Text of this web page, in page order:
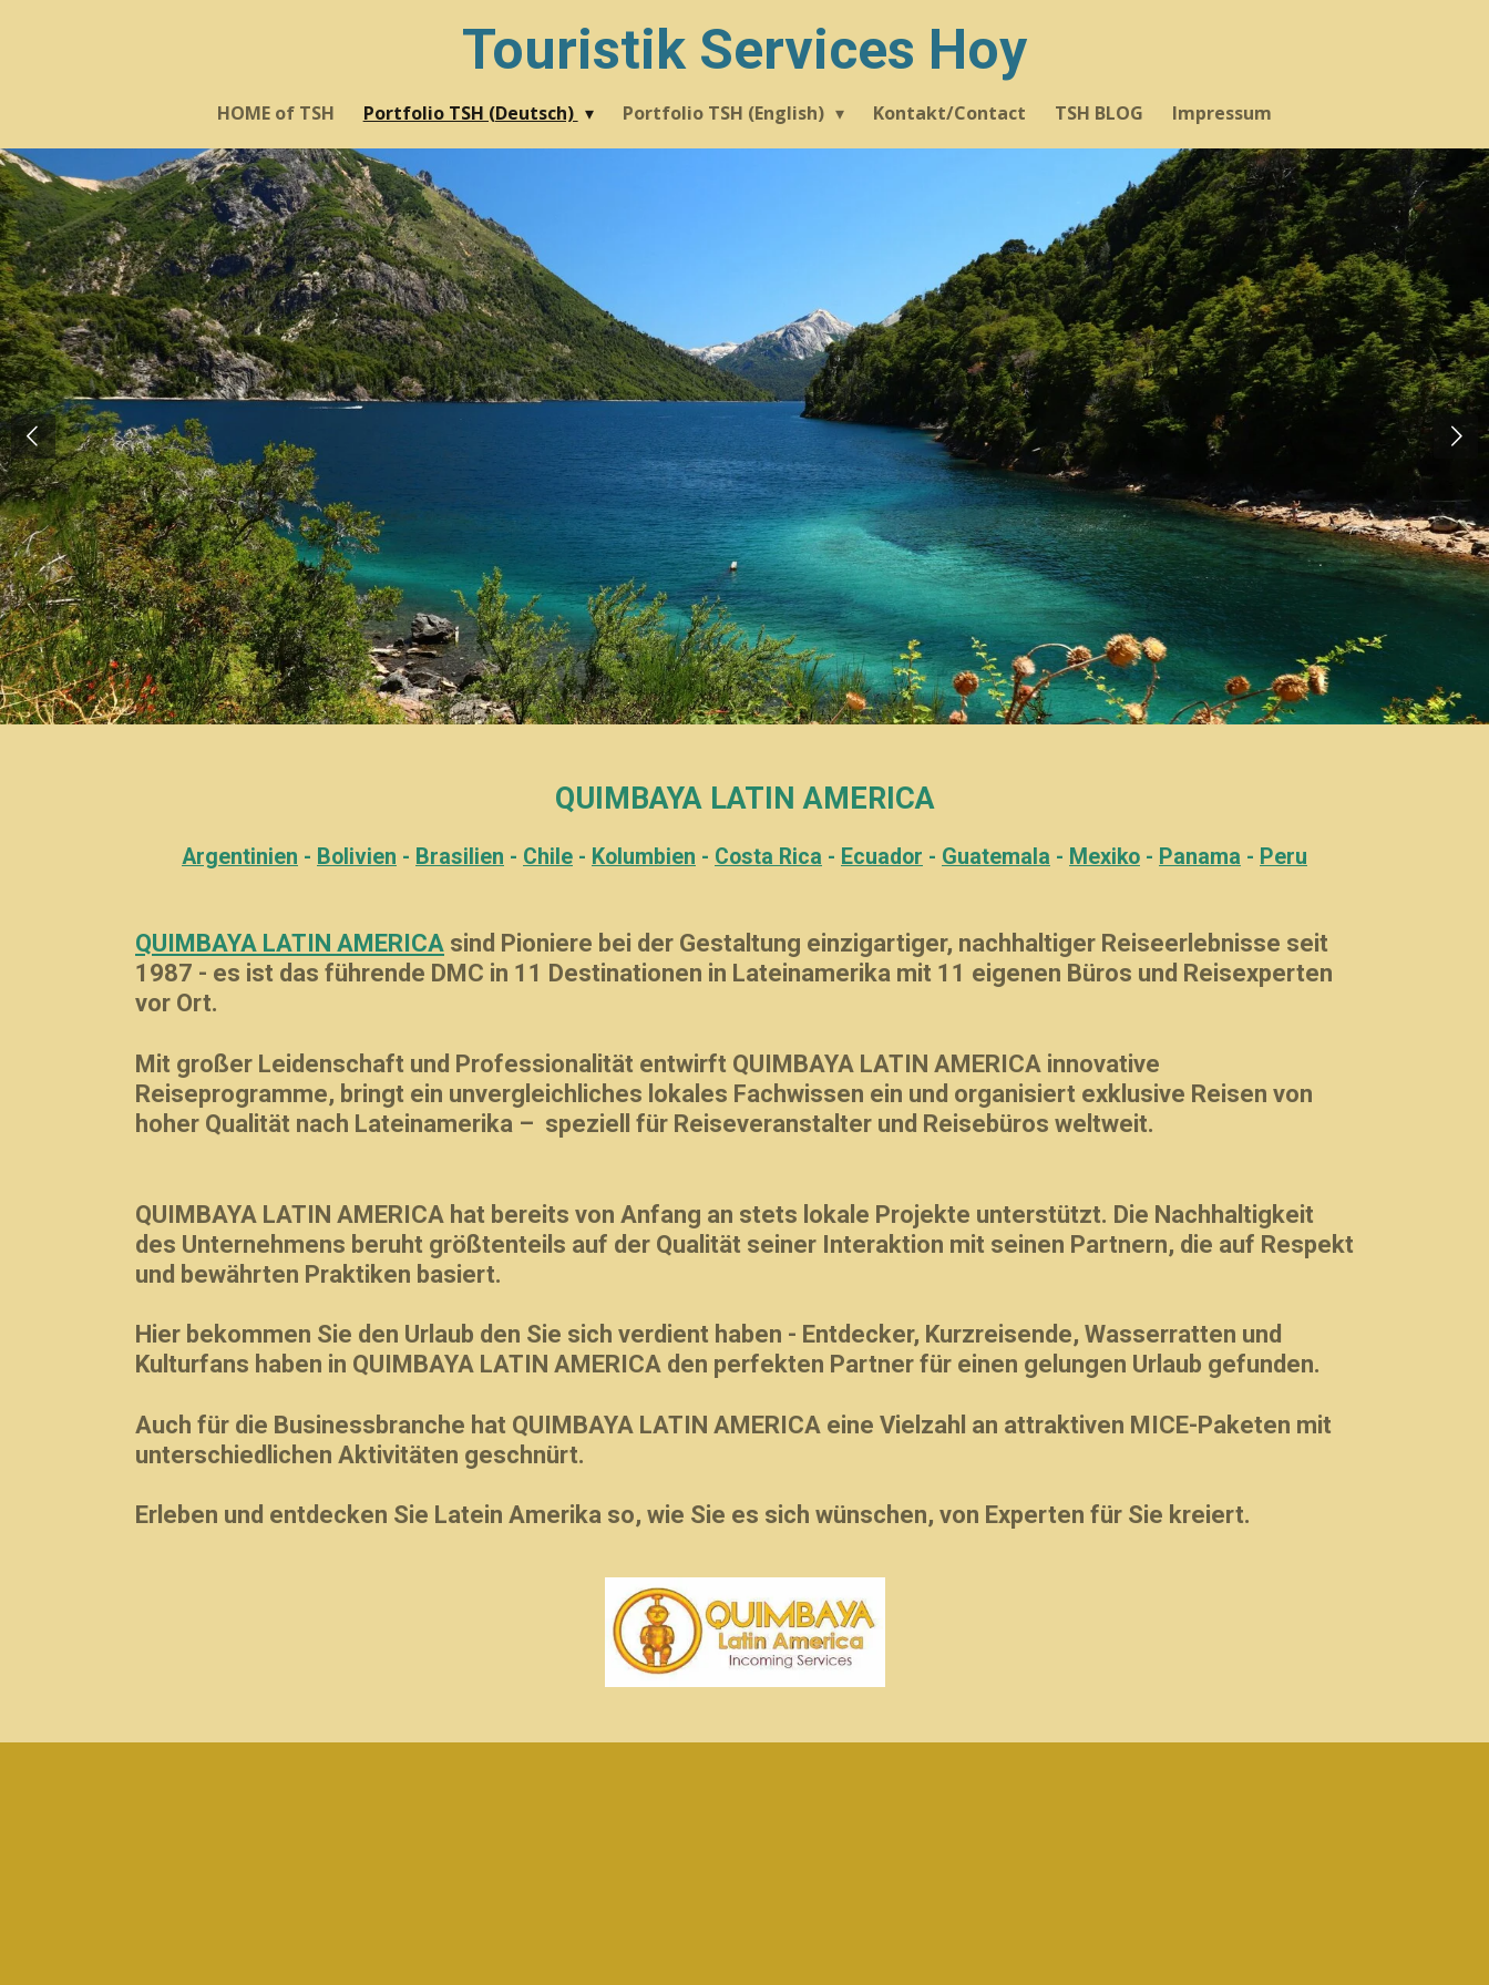
Touristik Services Hoy
HOME of TSH Portfolio TSH (Deutsch) Portfolio TSH (English) Kontakt/Contact TSH BLOG Impressum
QUIMBAYA LATIN AMERICA
Argentinien - Bolivien - Brasilien - Chile - Kolumbien - Costa Rica - Ecuador - Guatemala - Mexiko - Panama - Peru
QUIMBAYA LATIN AMERICA sind Pioniere bei der Gestaltung einzigartiger, nachhaltiger Reiseerlebnisse seit
1987 - es ist das führende DMC in 11 Destinationen in Lateinamerika mit 11 eigenen Büros und Reisexperten
vor Ort.
Mit großer Leidenschaft und Professionalität entwirft QUIMBAYA LATIN AMERICA innovative
Reiseprogramme, bringt ein unvergleichliches lokales Fachwissen ein und organisiert exklusive Reisen von
hoher Qualität nach Lateinamerika – speziell für Reiseveranstalter und Reisebüros weltweit.
QUIMBAYA LATIN AMERICA hat bereits von Anfang an stets lokale Projekte unterstützt. Die Nachhaltigkeit
des Unternehmens beruht größtenteils auf der Qualität seiner Interaktion mit seinen Partnern, die auf Respekt
und bewährten Praktiken basiert.
Hier bekommen Sie den Urlaub den Sie sich verdient haben - Entdecker, Kurzreisende, Wasserratten und
Kulturfans haben in QUIMBAYA LATIN AMERICA den perfekten Partner für einen gelungen Urlaub gefunden.
Auch für die Businessbranche hat QUIMBAYA LATIN AMERICA eine Vielzahl an attraktiven MICE-Paketen mit
unterschiedlichen Aktivitäten geschnürt.
Erleben und entdecken Sie Latein Amerika so, wie Sie es sich wünschen, von Experten für Sie kreiert.